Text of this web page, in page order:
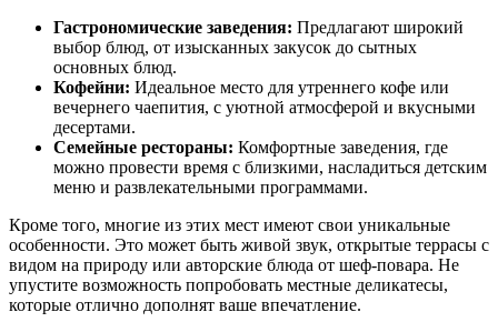
Гастрономические заведения: Предлагают широкий
выбор блюд, от изысканных закусок до сытных
основных блюд.
Кофейни: Идеальное место для утреннего кофе или
вечернего чаепития, с уютной атмосферой и вкусными
десертами.
Семейные рестораны: Комфортные заведения, где
можно провести время с близкими, насладиться детским
меню и развлекательными программами.
Кроме того, многие из этих мест имеют свои уникальные
особенности. Это может быть живой звук, открытые террасы с
видом на природу или авторские блюда от шеф-повара. Не
упустите возможность попробовать местные деликатесы,
которые отлично дополнят ваше впечатление.